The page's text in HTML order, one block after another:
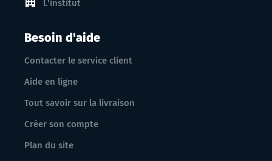
L'institut
Besoin d'aide
Contacter le service client
Aide en ligne
Tout savoir sur la livraison
Créer son compte
Plan du site